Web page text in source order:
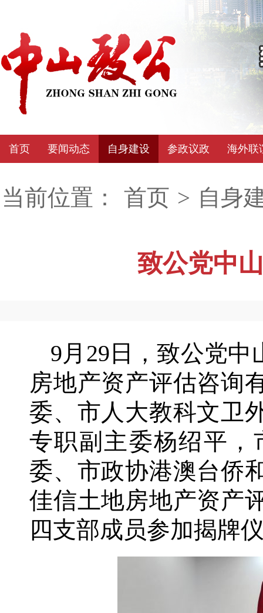
首页 要闻动态 自身建设 参政议政 海外联
当前位置： 首页 > 自身
致公党中
9月29日，致公党中
房地产资产评估咨询
委、市人大教科文卫
专职副主委杨绍平
委、市政协港澳台侨
佳信土地房地产资产
四支部成员参加揭牌